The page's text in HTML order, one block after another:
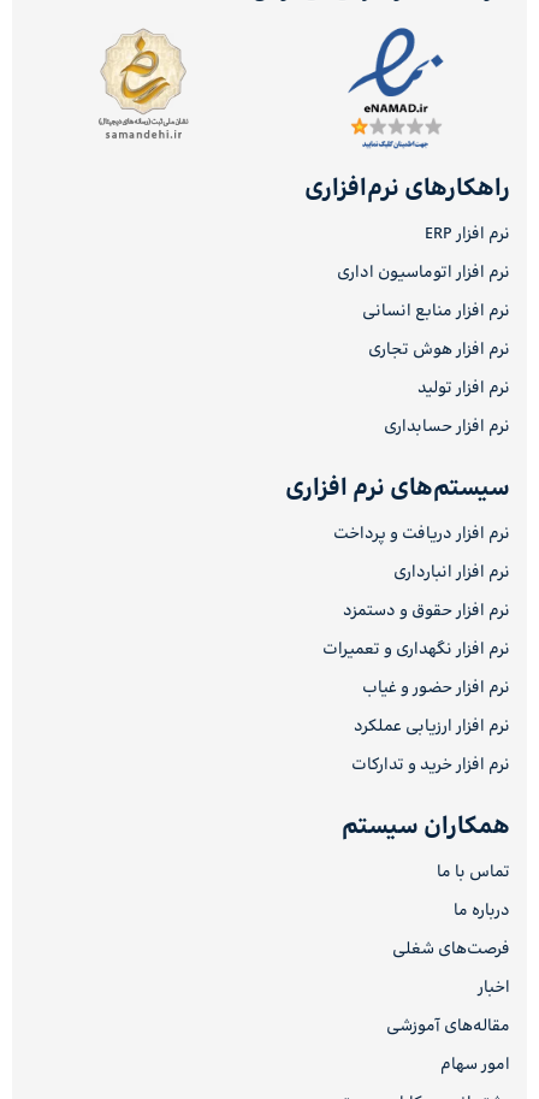
راهکارهای نرم‌افزاری
نرم افزار ERP
نرم افزار اتوماسیون اداری
نرم افزار منابع انسانی
نرم افزار هوش تجاری
نرم افزار تولید
نرم افزار حسابداری
سیستم‌های نرم افزاری
نرم افزار دریافت و پرداخت
نرم افزار انبارداری
نرم افزار حقوق و دستمزد
نرم افزار نگهداری و تعمیرات
نرم افزار حضور و غیاب
نرم افزار ارزیابی عملکرد
نرم افزار خرید و تدارکات
همکاران سیستم
تماس با ما
درباره ما
فرصت‌های شغلی
اخبار
مقاله‌های آموزشی
امور سهام